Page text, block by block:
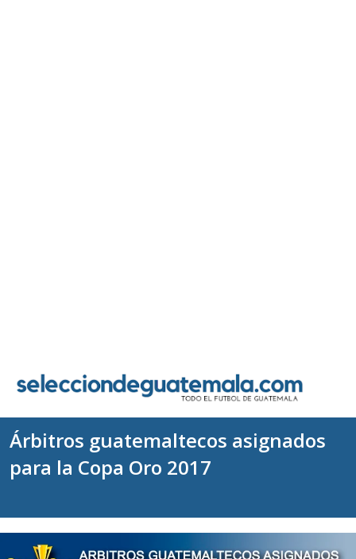
Árbitros guatemaltecos asignados
para la Copa Oro 2017